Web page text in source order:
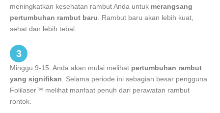
meningkatkan kesehatan rambut Anda untuk merangsang
pertumbuhan rambut baru . Rambut baru akan lebih kuat,
sehat dan lebih tebal.
3
Minggu 9-15. Anda akan mulai melihat pertumbuhan rambut
yang signifikan . Selama periode ini sebagian besar pengguna
Folilaser™ melihat manfaat penuh dari perawatan rambut
rontok.